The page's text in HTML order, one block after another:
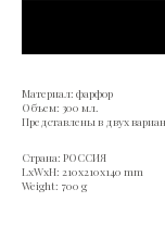
Материал: фарфор
Объем: 300 мл.
Представлены в двух
Страна: РОССИЯ
LxWxH: 210x210x140 mm
Weight: 700 g